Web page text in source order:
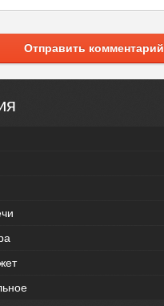
Отправить комментарий